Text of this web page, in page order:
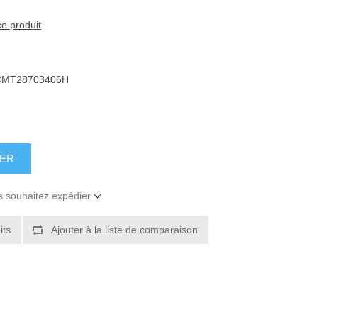
produit
souhaitez expédier